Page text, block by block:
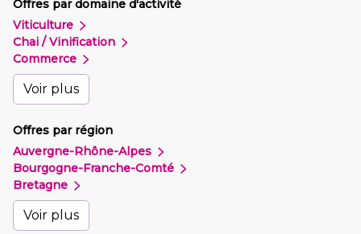
Offres par domaine d'activité
Viticulture
Chai / Vinification
Commerce
Voir plus
Offres par région
Auvergne-Rhône-Alpes
Bourgogne-Franche-Comté
Bretagne
Voir plus